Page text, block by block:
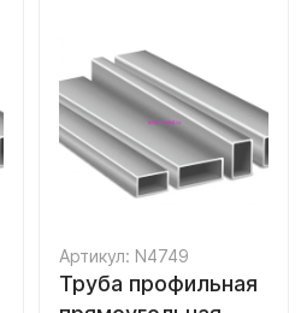
Артикул: N4749
Труба профильная